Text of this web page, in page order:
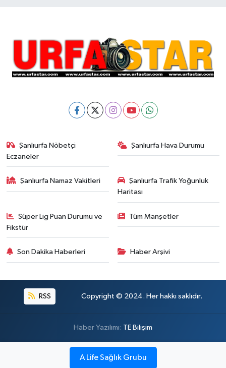
Şanlıurfa Nöbetçi
Eczaneler
Şanlıurfa Hava Durumu
Şanlıurfa Namaz Vakitleri
Şanlıurfa Trafik Yoğunluk
Haritası
Süper Lig Puan Durumu ve
Fikstür
Tüm Manşetler
Son Dakika Haberleri Haber Arşivi
RSS Copyright © 2024. Her hakkı saklıdır.
Haber Yazılımı: TE Bilişim
A Life Sağlık Grubu